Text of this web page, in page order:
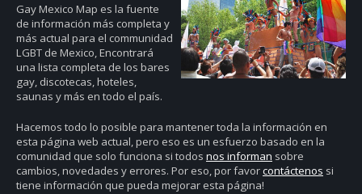
Gay Mexico Map es la fuente
de información más completa y
más actual para el communidad
LGBT de Mexico, Encontrará
una lista completa de los bares
gay, discotecas, hoteles,
saunas y más en todo el país.
Hacemos todo lo posible para mantener toda la información en
esta página web actual, pero eso es un esfuerzo basado en la
comunidad que solo funciona si todos nos informan sobre
cambios, novedades y errores. Por eso, por favorcontáctenos si
tiene información que pueda mejorar esta página!